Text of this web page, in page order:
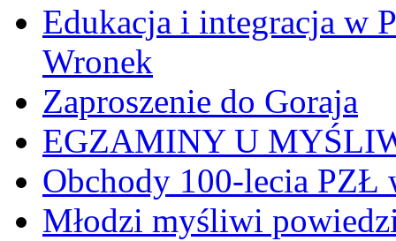
Edukacja i integracja w
Wronek
Zaproszenie do Goraja
EGZAMINY U
Obchody 100-lecia PZŁ
Młodzi myśliwi